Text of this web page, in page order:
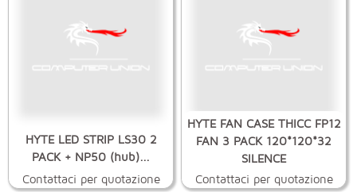
HYTE LED STRIP LS30 2
PACK + NP50 (hub)...
Contattaci per quotazione
HYTE FAN CASE THICC FP12
FAN 3 PACK 120*120*32
SILENCE
Contattaci per quotazione